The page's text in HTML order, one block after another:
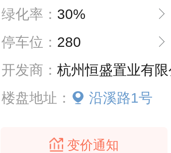
绿化率： 30%
停车位： 280
开发商： 杭州恒盛置业有限
楼盘地址：
沿溪路1号
变价通知